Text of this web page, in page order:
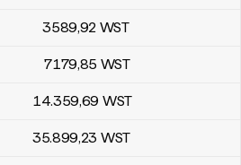
3589,92 WST
7179,85 WST
14.359,69 WST
35.899,23 WST